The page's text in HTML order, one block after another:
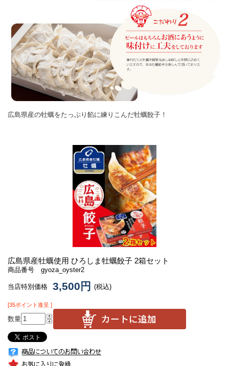
広島県産の牡蠣をたっぷり餡に練りこんだ牡蠣餃子！
広島県産牡蠣使用 ひろしま牡蠣餃子 2箱セット
商品番号 gyoza_oyster2
当店特別価格 3,500円 (税込)
[35ポイント進呈 ]
数量